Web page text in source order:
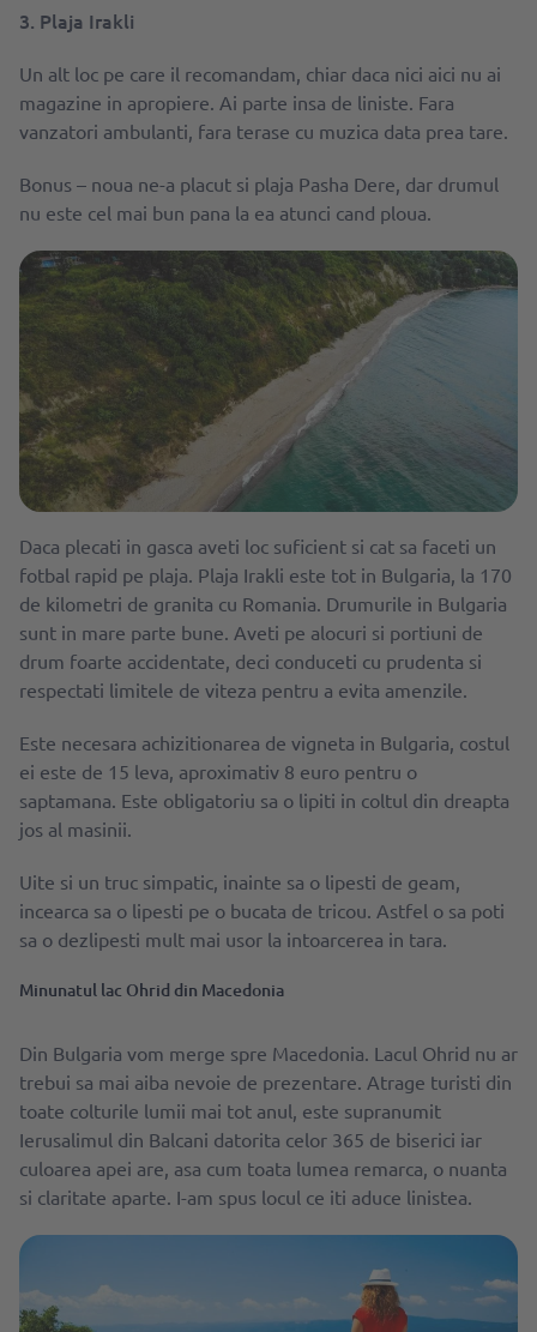
3. Plaja Irakli
Un alt loc pe care il recomandam, chiar daca nici aici nu ai
magazine in apropiere. Ai parte insa de liniste. Fara
vanzatori ambulanti, fara terase cu muzica data prea tare.
Bonus – noua ne-a placut si plaja Pasha Dere, dar drumul
nu este cel mai bun pana la ea atunci cand ploua.
Daca plecati in gasca aveti loc suficient si cat sa faceti un
fotbal rapid pe plaja. Plaja Irakli este tot in Bulgaria, la 170
de kilometri de granita cu Romania. Drumurile in Bulgaria
sunt in mare parte bune. Aveti pe alocuri si portiuni de
drum foarte accidentate, deci conduceti cu prudenta si
respectati limitele de viteza pentru a evita amenzile.
Este necesara achizitionarea de vigneta in Bulgaria, costul
ei este de 15 leva, aproximativ 8 euro pentru o
saptamana. Este obligatoriu sa o lipiti in coltul din dreapta
jos al masinii.
Uite si un truc simpatic, inainte sa o lipesti de geam,
incearca sa o lipesti pe o bucata de tricou. Astfel o sa poti
sa o dezlipesti mult mai usor la intoarcerea in tara.
Minunatul lac Ohrid din Macedonia
Din Bulgaria vom merge spre Macedonia. Lacul Ohrid nu ar
trebui sa mai aiba nevoie de prezentare. Atrage turisti din
toate colturile lumii mai tot anul, este supranumit
Ierusalimul din Balcani datorita celor 365 de biserici iar
culoarea apei are, asa cum toata lumea remarca, o nuanta
si claritate aparte. I-am spus locul ce iti aduce linistea.